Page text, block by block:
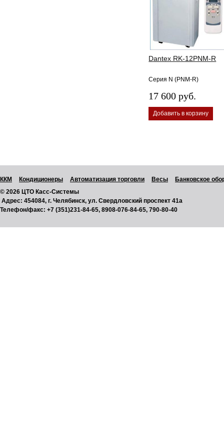
Dantex RK-12PNM-R
Серия N (PNM-R)
17 600 руб.
Добавить в корзину
ККМ Кондиционеры Автоматизация торговли Весы
Банковское
© 2026 ЦТО Касс-Системы
Адрес: 454084, г. Челябинск, ул. Свердловский проспект 41а
Телефон/факс: +7 (351)231-84-65, 8908-076-84-65, 790-80-40